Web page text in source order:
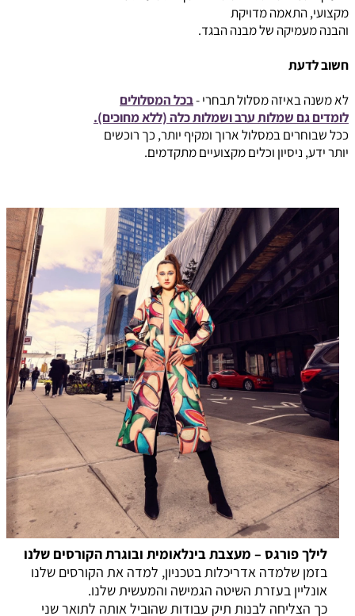
מקצועי, התאמה מדויקת
והבנה מעמיקה של מבנה הבגד.
חשוב לדעת
לא משנה באיזה מסלול תבחרי -בכל המסלולים
לומדים גם שמלות ערב ושמלות כלה (ללא מחוכים).
ככל שבוחרים במסלול ארוך ומקיף יותר, כך רוכשים
יותר ידע, ניסיון וכלים מקצועיים מתקדמים.
לילך פורגס – מעצבת בינלאומית ובוגרת הקורסים שלנו
בזמן שלמדה אדריכלות בטכניון, למדה את הקורסים שלנו
אונליין בעזרת השיטה הגמישה והמעשית שלנו.
כך הצליחה לבנות תיק עבודות שהוביל אותה לתואר שני